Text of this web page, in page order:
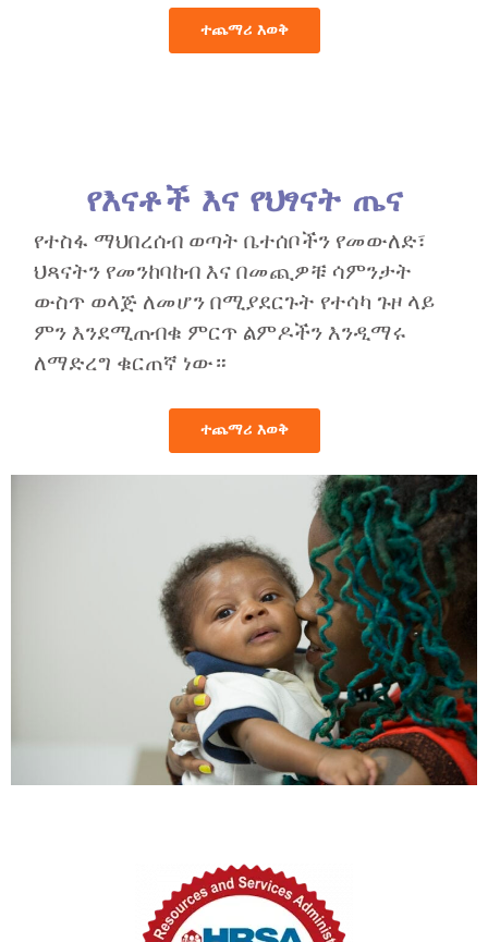
ተጨማሪ እወቅ
የእናቶች እና የህፃናት ጤና
የተስፋ ማህበረሰብ ወጣት ቤተሰቦችን የመውለድ፣
ህጻናትን የመንከባከብ እና በመጪዎቹ ሳምንታት
ውስጥ ወላጅ ለመሆን በሚያደርጉት የተሳካ ጉዞ ላይ
ምን እንደሚጠብቁ ምርጥ ልምዶችን እንዲማሩ
ለማድረግ ቁርጠኛ ነው።
ተጨማሪ እወቅ